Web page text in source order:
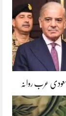
عرب روانہ